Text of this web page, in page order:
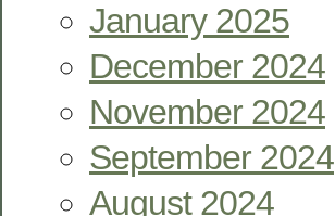
January 2025
December 2024
November 2024
September 2024
August 2024